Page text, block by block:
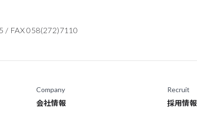
/ FAX 058(272)7110
Company
会社情報
Recruit
採用情報